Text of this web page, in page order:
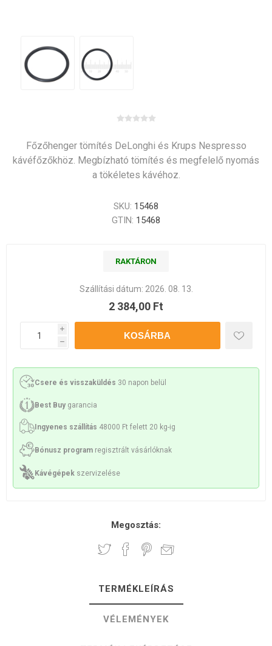
Főzőhenger tömítés DeLonghi és Krups Nespresso
kávéfőzőkhöz. Megbízható tömítés és megfelelő nyomás
a tökéletes kávéhoz.
SKU: 15468
GTIN: 15468
RAKTÁRON
Szállítási dátum: 2026. 08. 13.
2 384,00 Ft
i
h
Csere és visszaküldés 30 napon belül
Best Buy garancia
Ingyenes szállítás 48000 Ft felett 20 kg-ig
Bónusz program regisztrált vásárlóknak
Kávégépek szervizelése
Megosztás:
TERMÉKLEÍRÁS
VÉLEMÉNYEK